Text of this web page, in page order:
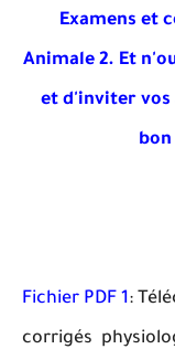
Examens et
Animale 2. Et
et d'inviter vos
Fichier PDF 1:
corrigés